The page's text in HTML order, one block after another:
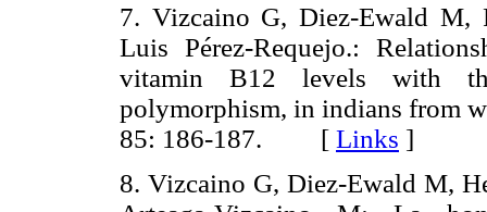
7. Vizcaino G, Diez-Ewald M,
Luis Pérez-Requejo.:
vitamin B12 levels with the
polymorphism, in indians from
85: 186-187. [ Links ]
8. Vizcaino G, Diez-Ewald M,